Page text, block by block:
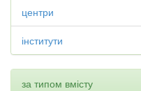
центри
інститути
за типом вмісту